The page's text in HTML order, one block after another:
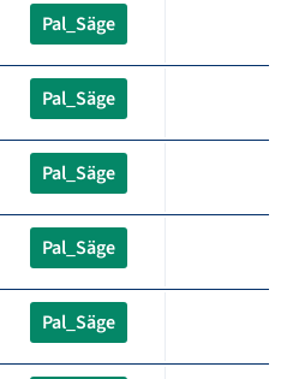
Pal_Säge
Pal_Säge
Pal_Säge
Pal_Säge
Pal_Säge